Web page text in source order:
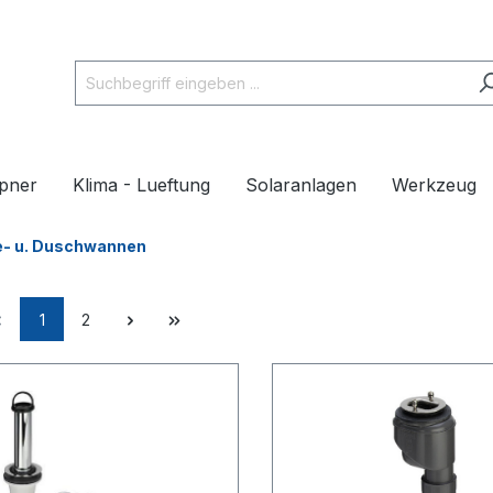
Klima - Lueftung Solaranlagen Werkzeug
u. Duschwannen
1 2